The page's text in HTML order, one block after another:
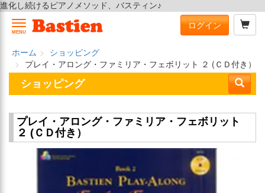
進化し続けるピアノメソッド、バスティン♪
MENU
ログイン
ホーム
ショッピング
プレイ・アロング・ファミリア・フェボリット ２ (ＣＤ付き）
ショッピング
プレイ・アロング・ファミリア・フェボリット
２ (ＣＤ付き）